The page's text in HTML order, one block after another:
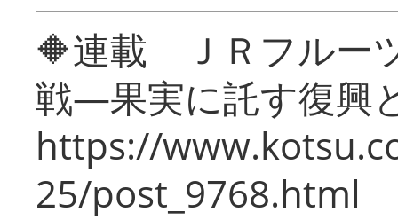
🔶連載 ＪＲフルー
戦―果実に託す復興
https://
25/post_9768.html